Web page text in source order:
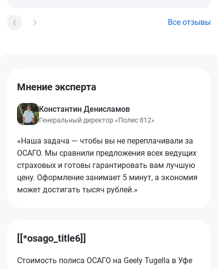
Все отзывы
Мнение эксперта
Константин Денисламов
Генеральный директор «Полис 812»
«Наша задача — чтобы вы не переплачивали за
ОСАГО. Мы сравнили предложения всех ведущих
страховых и готовы гарантировать вам лучшую
цену. Оформление занимает 5 минут, а экономия
может достигать тысяч рублей.»
[[*osago_title6]]
Стоимость полиса ОСАГО на Geely Tugella в Уфе